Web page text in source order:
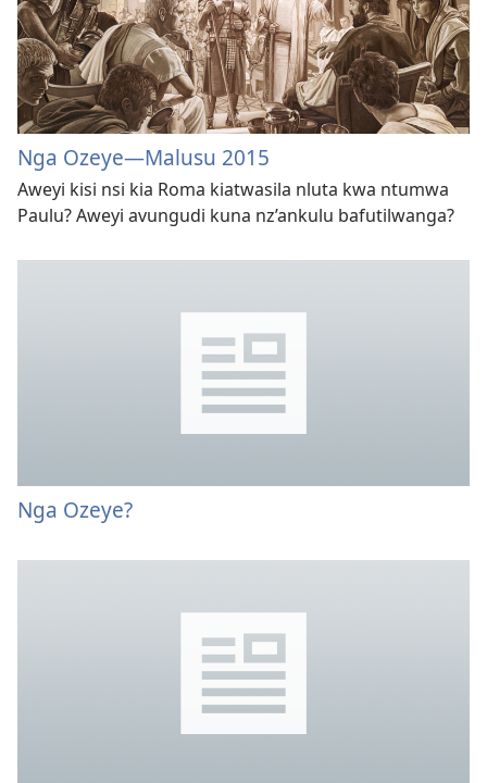
Nga Ozeye​—Malusu 2015
Aweyi kisi nsi kia Roma kiatwasila nluta kwa ntumwa
Paulu? Aweyi avungudi kuna nz’ankulu bafutilwanga?
Nga Ozeye?